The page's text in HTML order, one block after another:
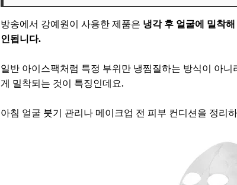
방송에서 강예원이 사용한 제품은 냉각 후 얼굴에 밀착
인됩니다.
일반 아이스팩처럼 특정 부위만 냉찜질하는 방식이 아
게 밀착되는 것이 특징인데요.
아침 얼굴 붓기 관리나 메이크업 전 피부 컨디션을 정리